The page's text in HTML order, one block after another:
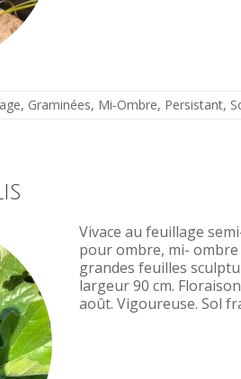
, Graminées, Mi-Ombre, Persistant,
Vivace au feuillage
pour ombre, mi-
grandes feuilles
largeur 90 cm.
août. Vigoureuse. Sol